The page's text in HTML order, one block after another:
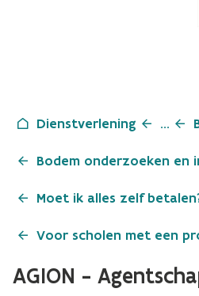
Dienstverlening ...
Bodem onderzoeken en
Moet ik alles zelf
Voor scholen met een
AGION -